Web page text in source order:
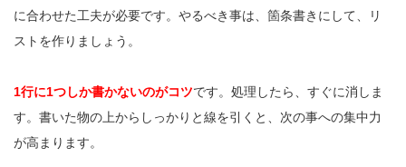
に合わせた工夫が必要です。やるべき事は、箇条書きにして、リ
ストを作りましょう。
1行に1つしか書かないのがコツです。処理したら、すぐに消しま
す。書いた物の上からしっかりと線を引くと、次の事への集中力
が高まります。